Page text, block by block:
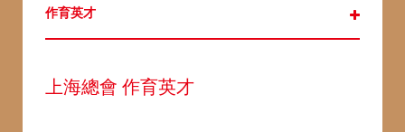
作育英才
上海總會 作育英才